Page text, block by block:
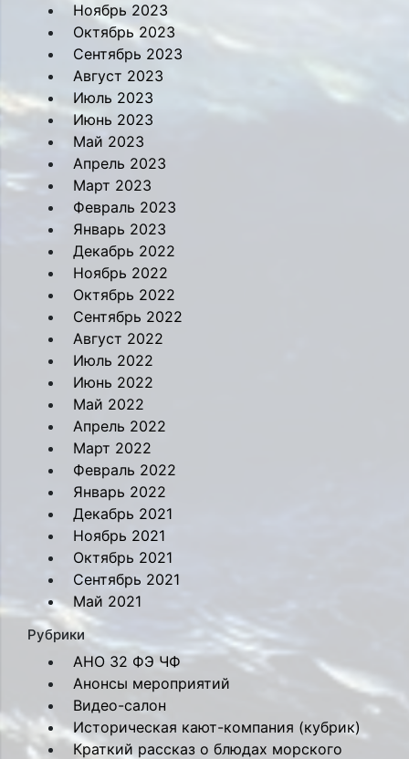
Ноябрь 2023
Октябрь 2023
Сентябрь 2023
Август 2023
Июль 2023
Июнь 2023
Май 2023
Апрель 2023
Март 2023
Февраль 2023
Январь 2023
Декабрь 2022
Ноябрь 2022
Октябрь 2022
Сентябрь 2022
Август 2022
Июль 2022
Июнь 2022
Май 2022
Апрель 2022
Март 2022
Февраль 2022
Январь 2022
Декабрь 2021
Ноябрь 2021
Октябрь 2021
Сентябрь 2021
Май 2021
Рубрики
АНО 32 ФЭ ЧФ
Анонсы мероприятий
Видео-салон
Историческая кают-компания (кубрик)
Краткий рассказ о блюдах морского